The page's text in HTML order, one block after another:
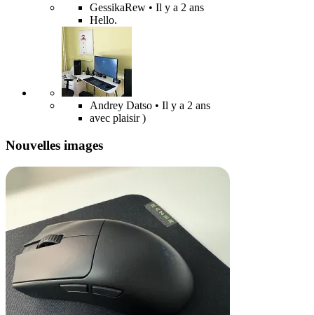
GessikaRew • Il y a 2 ans
Hello.
Andrey Datso • Il y a 2 ans
avec plaisir )
Nouvelles images